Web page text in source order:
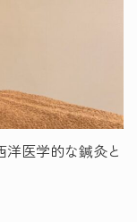
医学的な鍼灸と